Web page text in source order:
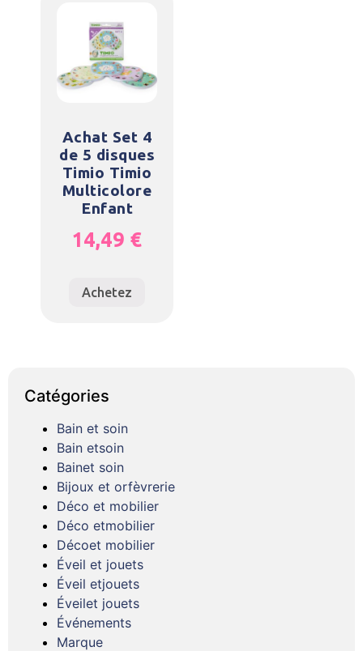
Achat Set 4
de 5 disques
Timio Timio
Multicolore
Enfant
14,49 €
Achetez
Catégories
Bain et soin
Bain etsoin
Bainet soin
Bijoux et orfèvrerie
Déco et mobilier
Déco etmobilier
Décoet mobilier
Éveil et jouets
Éveil etjouets
Éveilet jouets
Événements
Marque